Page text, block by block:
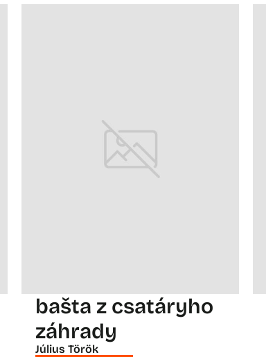
bašta z csatáryho
záhrady
Július Török